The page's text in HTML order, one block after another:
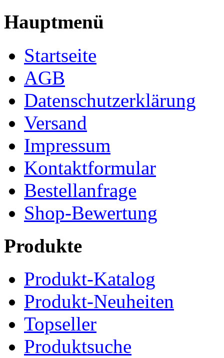
Hauptmenü
Startseite
AGB
Datenschutzerklärung
Versand
Impressum
Kontaktformular
Bestellanfrage
Shop-Bewertung
Produkte
Produkt-Katalog
Produkt-Neuheiten
Topseller
Produktsuche